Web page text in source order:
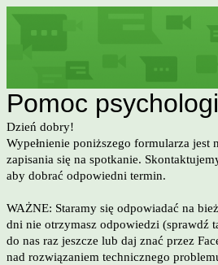
Pomoc
Dzień dobry!
Wypełnienie poniższego formularza jest
zapisania się na spotkanie.
aby dobrać odpowiedni termin.
WAŻNE: Staramy się odpowiadać na
dni nie otrzymasz odpowiedzi (sprawdź
do nas raz jeszcze lub daj znać przez
nad rozwiązaniem technicznego